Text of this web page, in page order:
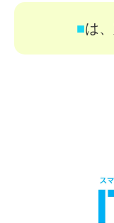
■は